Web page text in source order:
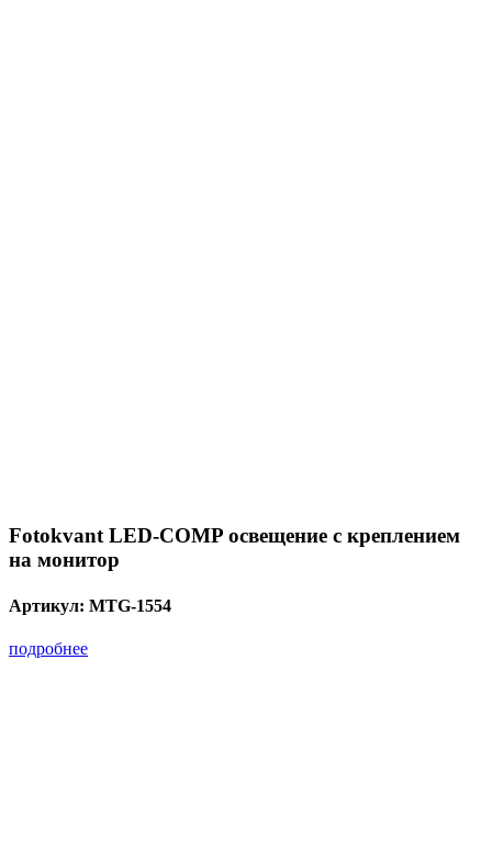
Fotokvant LED-COMP освещение с креплением
на монитор
Артикул: MTG-1554
подробнее